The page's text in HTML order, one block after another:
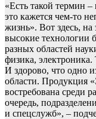
«Есть такой термин
это кажется чем-то
жизнь». Вот здесь,
высокие технологии
разных областей
физика,
И здорово, что одно
области. Продукция
востребована среди
очередь,
и спецслужб», –